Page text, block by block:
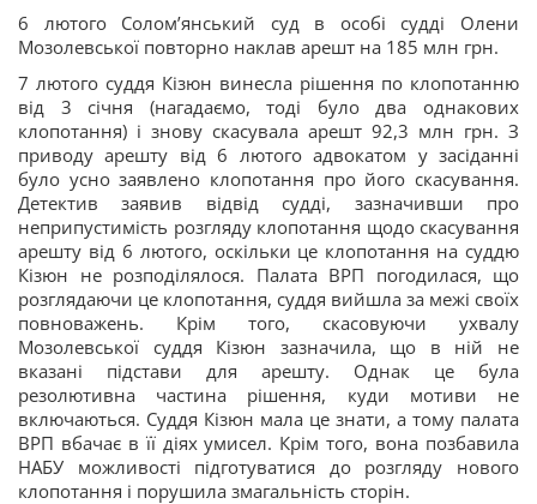
6 лютого Солом’янський суд в особі судді Олени
Мозолевської повторно наклав арешт на 185 млн грн.
7 лютого суддя Кізюн винесла рішення по клопотанню
від 3 січня (нагадаємо, тоді було два однакових
клопотання) і знову скасувала арешт 92,3 млн грн. З
приводу арешту від 6 лютого адвокатом у засіданні
було усно заявлено клопотання про його скасування.
Детектив заявив відвід судді, зазначивши про
неприпустимість розгляду клопотання щодо скасування
арешту від 6 лютого, оскільки це клопотання на суддю
Кізюн не розподілялося. Палата ВРП погодилася, що
розглядаючи це клопотання, суддя вийшла за межі своїх
повноважень. Крім того, скасовуючи ухвалу
Мозолевської суддя Кізюн зазначила, що в ній не
вказані підстави для арешту. Однак це була
резолютивна частина рішення, куди мотиви не
включаються. Суддя Кізюн мала це знати, а тому палата
ВРП вбачає в її діях умисел. Крім того, вона позбавила
НАБУ можливості підготуватися до розгляду нового
клопотання і порушила змагальність сторін.